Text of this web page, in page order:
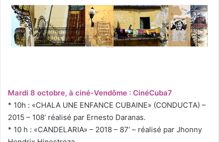
Mardi 8 octobre, à ciné-Vendôme : CinéCuba7
* 10h : «CHALA UNE ENFANCE CUBAINE» (CONDUCTA) –
2015 – 108’ réalisé par Ernesto Daranas.
* 10 h : «CANDELARIA» – 2018 – 87’ – réalisé par Jhonny